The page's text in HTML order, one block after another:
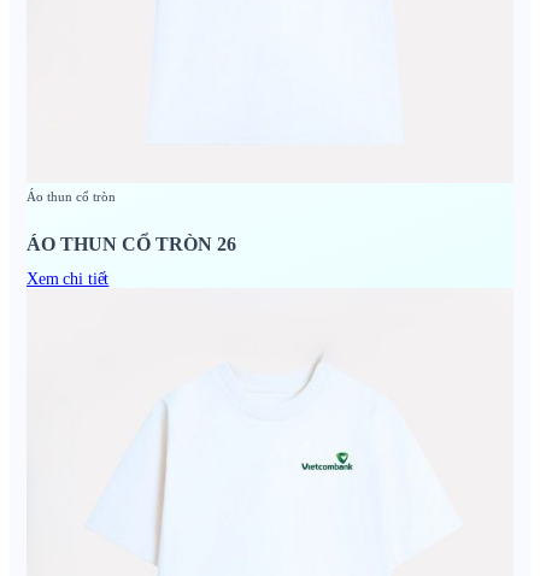
Áo thun cổ tròn
ÁO THUN CỔ TRÒN 26
Xem chi tiết